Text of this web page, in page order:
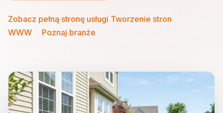
Zobacz pełną stronę usługi Tworzenie stron
WWW
Poznaj branże